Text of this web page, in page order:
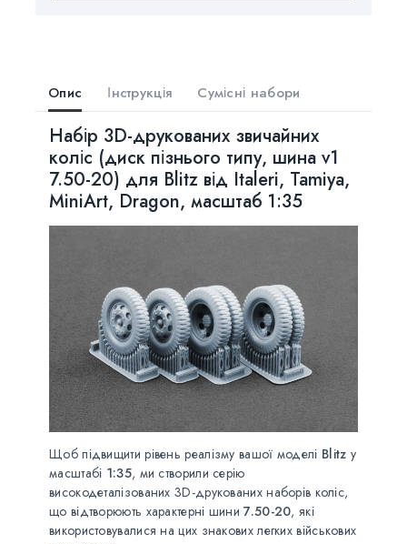
Опис Інструкція Сумісні набори
Набір 3D-друкованих звичайних
коліс (диск пізнього типу, шина v1
7.50-20) для Blitz від Italeri, Tamiya,
MiniArt, Dragon, масштаб 1:35
Щоб підвищити рівень реалізму вашої моделі Blitz у
масштабі 1:35, ми створили серію
високодеталізованих 3D-друкованих наборів коліс,
що відтворюють характерні шини7.50-20, які
використовувалися на цих знакових легких військових